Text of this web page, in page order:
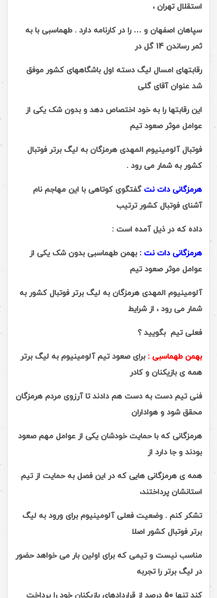
استقلال تهران ،
سپاهان اصفهان و … را در کارنامه دارد . طهماسبی با به
ثمر رساندن 14 گل در
رقابتهای امسال لیگ دسته اول باشگاههای کشور موفق
شد عنوان آقای گلی
این رقابتها را به خود اختصاص دهد و بدون شک یکی از
عوامل موثر صعود تیم
فوتبال آلومینیوم المهدی هرمزگان به لیگ برتر فوتبال
کشور به شمار می رود .
هرمزگانی دات نت گفتگوی کوتاهی با این مهاجم نام
آشنای فوتبال کشور ترتیب
داده که در ذیل آمده است :
هرمزگانی دات نت : بهمن طهماسبی بدون شک یکی از
عوامل موثر صعود تیم
آلومینیوم المهدی هرمزگان به لیگ برتر فوتبال کشور به
شمار می رود ، از شرایط
فعلی تیم بگویید ؟
بهمن طهماسبی : برای صعود تیم آلومینیوم به لیگ برتر
همه ی بازیکنان و کادر
فنی تیم دست به دست هم دادند تا آرزوی مردم هرمزگان
محقق شود و هواداران
هرمزگانی که با حمایت خودشان یکی از عوامل مهم صعود
بودند و جا دارد از
همه ی هرمزگانی هایی که در این فصل به حمایت از تیم
استانشان پرداختند،
تشکر کنم . وضعیت فعلی آلومینیوم برای ورود به لیگ
برتر فوتبال کشور اصلا
مناسب نیست و تیمی که برای اولین بار می خواهد حضور
در لیگ برتر را تجربه
کند تنها 50 درصد از قراردادهای بازیکنان خود را پرداخت